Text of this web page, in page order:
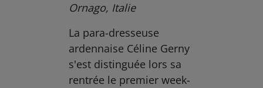
Ornago, Italie
La para-dresseuse
ardennaise Céline Gerny
s'est distinguée lors sa
rentrée le premier week-